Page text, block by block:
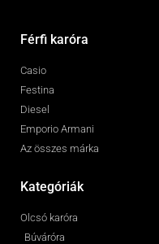
Férfi karóra
Casio
Festina
Diesel
Emporio Armani
Az összes márka
Kategóriák
Olcsó karóra
Búváróra